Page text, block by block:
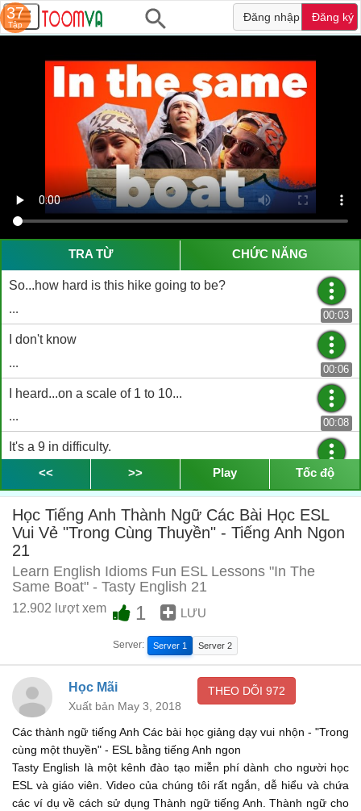
Đăng nhập Đăng ký
TRA TỪ CHỨC NĂNG
So...how hard is this hike going to be?
...
00:03
I don't know
...
00:06
I heard...on a scale of 1 to 10...
...
00:08
It's a 9 in difficulty.
00:10
A 9?!
...
00:12
Yeah, I think we're going to the top of that.
...
Guys, guys...
I don't know...
...
I get really bad cramps.
...
Ohhhhhh...
...
00:27
<< >> Play Tốc độ
Học Tiếng Anh Thành Ngữ Các Bài Học ESL
Vui Vẻ "Trong Cùng Thuyền" - Tiếng Anh Ngon
21
Learn English Idioms Fun ESL Lessons "In The
Same Boat" - Tasty English 21
12.902 lượt xem 1 LƯU
Server: Server 1 Server 2
Học Mãi
Xuất bản May 3, 2018
THEO DÕI 972
Các thành ngữ tiếng Anh Các bài học giảng dạy vui nhộn - "Trong
cùng một thuyền" - ESL bằng tiếng Anh ngon
Tasty English là một kênh đào tạo miễn phí dành cho người học
ESL và giáo viên. Video của chúng tôi rất ngắn, dễ hiểu và chứa
các ví dụ về cách sử dụng Thành ngữ tiếng Anh. Thành ngữ cho
37
Tập